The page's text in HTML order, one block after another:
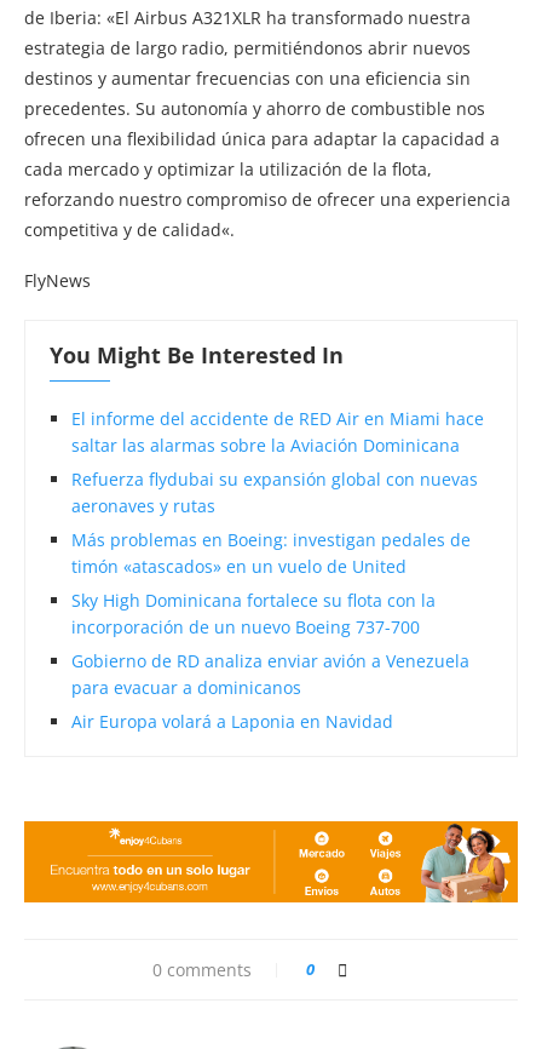
de Iberia: «El Airbus A321XLR ha transformado nuestra
estrategia de largo radio, permitiéndonos abrir nuevos
destinos y aumentar frecuencias con una eficiencia sin
precedentes. Su autonomía y ahorro de combustible nos
ofrecen una flexibilidad única para adaptar la capacidad a
cada mercado y optimizar la utilización de la flota,
reforzando nuestro compromiso de ofrecer una experiencia
competitiva y de calidad«.
FlyNews
You Might Be Interested In
El informe del accidente de RED Air en Miami hace
saltar las alarmas sobre la Aviación Dominicana
Refuerza flydubai su expansión global con nuevas
aeronaves y rutas
Más problemas en Boeing: investigan pedales de
timón «atascados» en un vuelo de United
Sky High Dominicana fortalece su flota con la
incorporación de un nuevo Boeing 737-700
Gobierno de RD analiza enviar avión a Venezuela
para evacuar a dominicanos
Air Europa volará a Laponia en Navidad
0 comments 0